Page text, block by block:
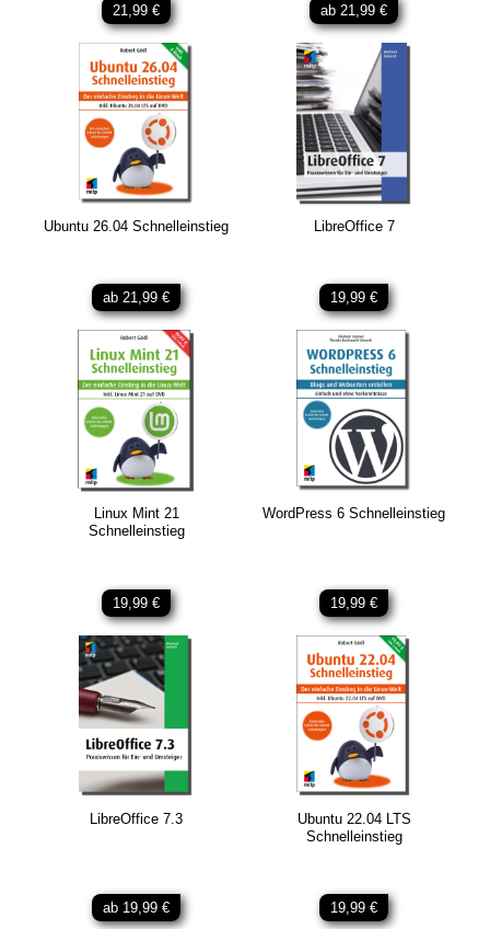
21,99 € ab 21,99 €
Ubuntu 26.04 Schnelleinstieg
ab 21,99 €
LibreOffice 7
19,99 €
Linux Mint 21
Schnelleinstieg
19,99 €
WordPress 6 Schnelleinstieg
19,99 €
LibreOffice 7.3
ab 19,99 €
Ubuntu 22.04 LTS
Schnelleinstieg
19,99 €